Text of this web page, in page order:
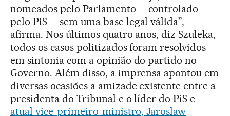
nomeados pelo Parlamento― controlado
pelo PiS ―sem uma base legal válida”,
afirma. Nos últimos quatro anos, diz Szuleka,
todos os casos politizados foram resolvidos
em sintonia com a opinião do partido no
Governo. Além disso, a imprensa apontou em
diversas ocasiões a amizade existente entre a
presidenta do Tribunal e o líder do PiS e
atual vice-primeiro-ministro, Jaroslaw